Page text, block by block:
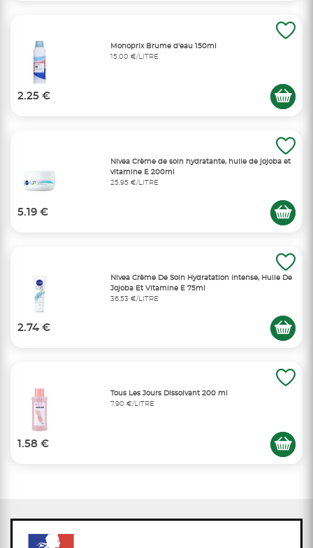
Monoprix Brume d'eau 150ml
15,00 €/LITRE
2.25 €
Nivea Crème de soin hydratante, huile de jojoba et
vitamine E 200ml
25,95 €/LITRE
5.19 €
Nivea Crème De Soin Hydratation Intense, Huile De
Jojoba Et Vitamine E 75ml
36,53 €/LITRE
2.74 €
Tous Les Jours Dissolvant 200 ml
7,90 €/LITRE
1.58 €